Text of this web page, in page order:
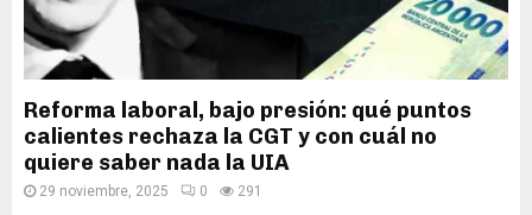
Reforma laboral, bajo presión: qué puntos
calientes rechaza la CGT y con cuál no
quiere saber nada la UIA
29 noviembre, 2025 0 291